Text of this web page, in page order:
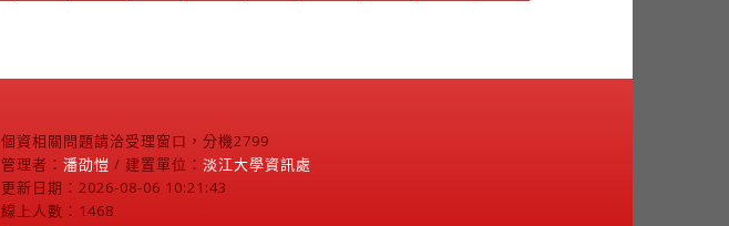
個資相關問題請洽受理窗口，分機2799
管理者： 潘劭愷 / 建置單位： 淡江大學資訊處
更新日期：2026-08-06 10:21:43
線上人數：1468